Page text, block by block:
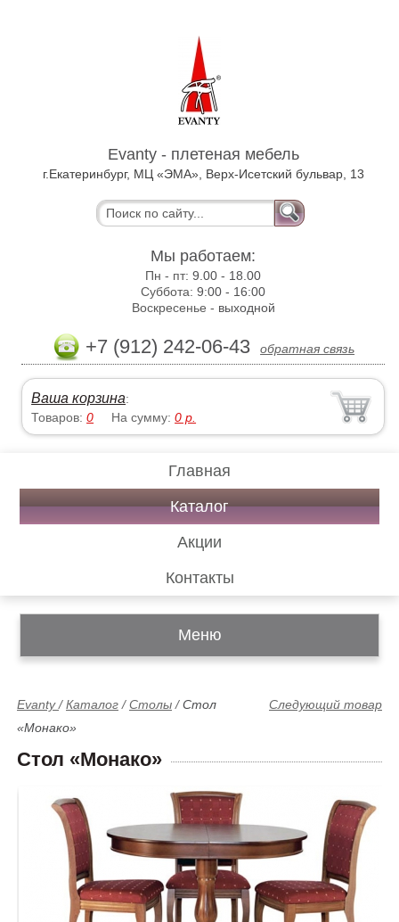
Evanty - плетеная мебель
г.Екатеринбург, МЦ «ЭМА», Верх-Исетский бульвар, 13
Мы работаем:
Пн - пт:9.00 - 18.00
Суббота:9:00 - 16:00
Воскресенье - выходной
+7 (912) 242-06-43 обратная связь
Ваша корзина:
Товаров:0 На сумму:0 р.
Главная
Каталог
Акции
Контакты
Меню
Следующий товар
Evanty/Каталог /Столы /Стол
«Монако»
Стол «Монако»